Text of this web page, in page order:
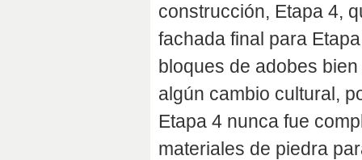
construcción, Etapa 4,
fachada final para
bloques de adobes
algún cambio cultural,
Etapa 4 nunca fue
materiales de piedra